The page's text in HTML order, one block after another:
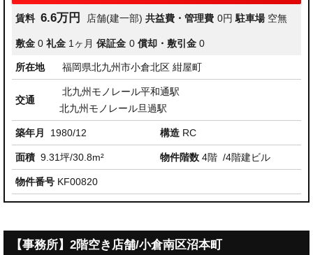
賃料 6.6万円 店舗(建一部) 共益費・管理費 0円 駐車場 空無
敷金 0 礼金 1ヶ月 保証金 0 償却・敷引金 0
所在地 福岡県北九州市小倉北区 紺屋町
交通
北九州モノレール平和通駅
北九州モノレール旦過駅
築年月 1980/12 構造 RC
面積 9.31坪/30.8m² 物件階数 4階 /4階建ビル
物件番号 KF00820
【事務所】2階空き店舗/小倉南区沼本町